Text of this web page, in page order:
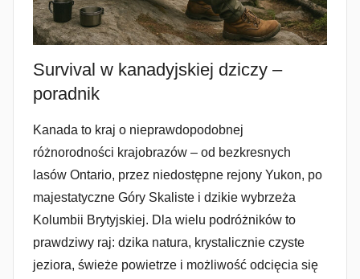
Survival w kanadyjskiej dziczy –
poradnik
Kanada to kraj o nieprawdopodobnej
różnorodności krajobrazów – od bezkresnych
lasów Ontario, przez niedostępne rejony Yukon, po
majestatyczne Góry Skaliste i dzikie wybrzeża
Kolumbii Brytyjskiej. Dla wielu podróżników to
prawdziwy raj: dzika natura, krystalicznie czyste
jeziora, świeże powietrze i możliwość odcięcia się